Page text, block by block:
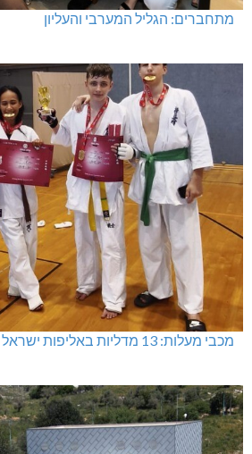
מתחברים: הגליל המערבי והעליון
מכבי מעלות: 13 מדליות באליפות ישראל